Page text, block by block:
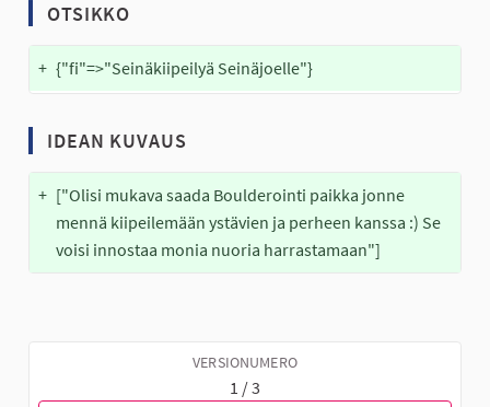
OTSIKKO
+ {"fi"=>"Seinäkiipeilyä Seinäjoelle"}
IDEAN KUVAUS
+ ["Olisi mukava saada Boulderointi paikka jonne
mennä kiipeilemään ystävien ja perheen kanssa :) Se
voisi innostaa monia nuoria harrastamaan"]
VERSIONUMERO
1 / 3